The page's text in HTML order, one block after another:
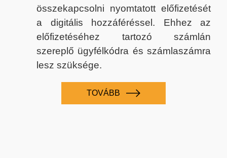
összekapcsolni nyomtatott előfizetését
a digitális hozzáféréssel. Ehhez az
előfizetéséhez tartozó számlán
szereplő ügyfélkódra és számlaszámra
lesz szüksége.
TOVÁBB